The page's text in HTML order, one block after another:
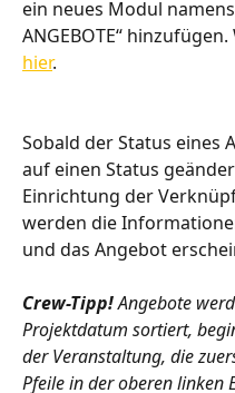
ein neues Modul namens
ANGEBOTE“
hier.
Sobald der Status eines
auf einen Status
Einrichtung der
werden die
und das Angebot
Crew-Tipp! Angebote
Projektdatum sortiert,
der Veranstaltung, die
Pfeile in der oberen linken